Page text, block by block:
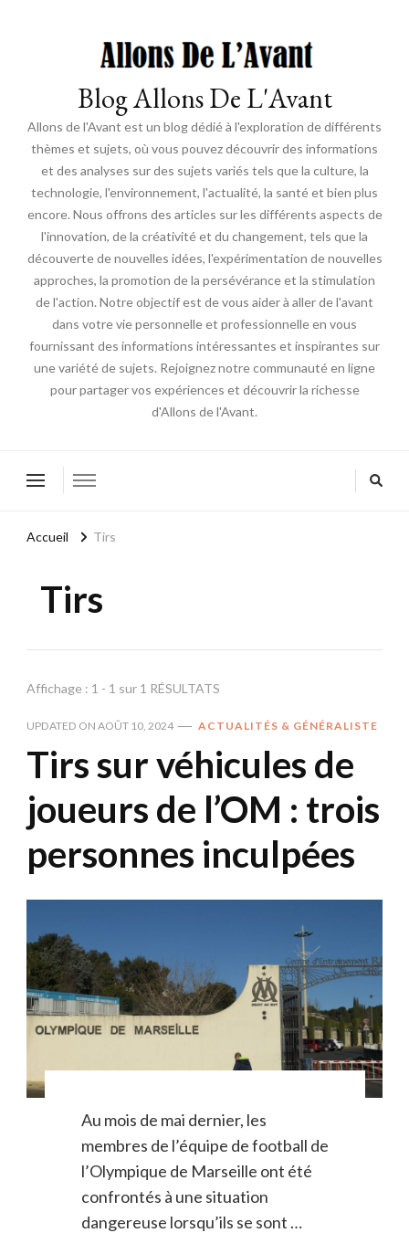
Blog Allons De L'Avant
Allons de l'Avant est un blog dédié à l'exploration de différents
thèmes et sujets, où vous pouvez découvrir des informations
et des analyses sur des sujets variés tels que la culture, la
technologie, l'environnement, l'actualité, la santé et bien plus
encore. Nous offrons des articles sur les différents aspects de
l'innovation, de la créativité et du changement, tels que la
découverte de nouvelles idées, l'expérimentation de nouvelles
approches, la promotion de la persévérance et la stimulation
de l'action. Notre objectif est de vous aider à aller de l'avant
dans votre vie personnelle et professionnelle en vous
fournissant des informations intéressantes et inspirantes sur
une variété de sujets. Rejoignez notre communauté en ligne
pour partager vos expériences et découvrir la richesse
d'Allons de l'Avant.
Accueil Tirs
Tirs
Affichage : 1 - 1 sur 1 RÉSULTATS
UPDATED ON AOÛT 10, 2024 ACTUALITÉS & GÉNÉRALISTE
Tirs sur véhicules de
joueurs de l’OM : trois
personnes inculpées
Au mois de mai dernier, les
membres de l’équipe de football de
l’Olympique de Marseille ont été
confrontés à une situation
dangereuse lorsqu’ils se sont …